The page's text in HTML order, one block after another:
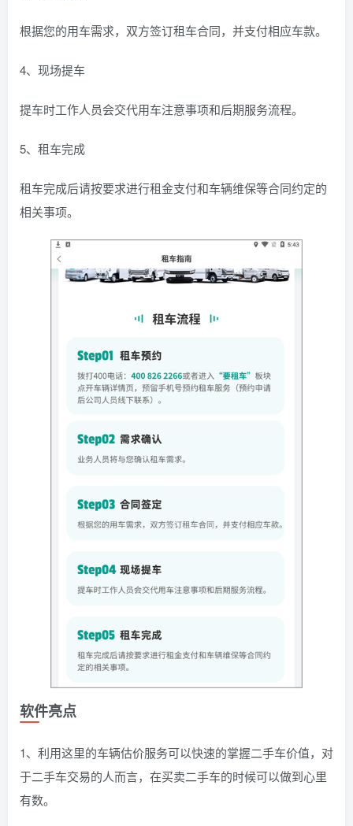
根据您的用车需求，双方签订租车合同，并支付相应车款。
4、现场提车
提车时工作人员会交代用车注意事项和后期服务流程。
5、租车完成
租车完成后请按要求进行租金支付和车辆维保等合同约定的
相关事项。
软件亮点
1、利用这里的车辆估价服务可以快速的掌握二手车价值，对
于二手车交易的人而言，在买卖二手车的时候可以做到心里
有数。